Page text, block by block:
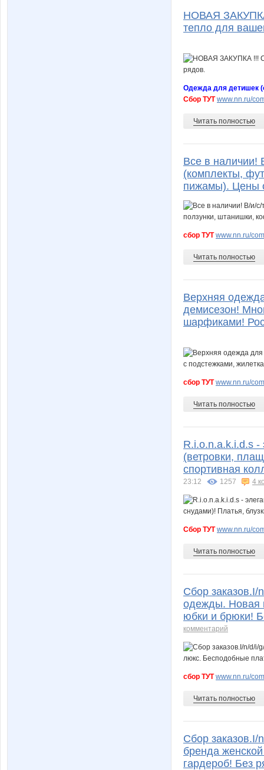
НОВАЯ ЗАКУПКА
тепло для
Одежда для детишек
Сбор ТУТ www.nn.ru/
Читать полностью
Все в наличии!
(комплекты,
пижамы). Цены
сбор ТУТ www.nn.ru/
Читать полностью
Верхняя
демисезон!
шарфиками!
сбор ТУТ www.nn.ru/
Читать полностью
R.i.o.n.a.k.i.d.s
(ветровки,
спортивная
23:12 1257 4
Сбор ТУТ www.nn.ru/
Читать полностью
Сбор заказов.I/
одежды. Новая
юбки и брюки!
комментарий
сбор ТУТ www.nn.ru/
Читать полностью
Сбор заказов.I/
бренда
гардероб! Без